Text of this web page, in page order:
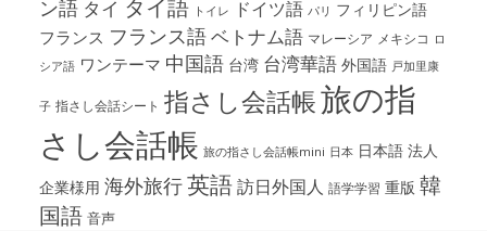
ン語 タイ タイ語 トイレ ドイツ語 パリ フィリピン語
フランス フランス語ベトナム語 マレーシア メキシコ ロ
シア語 ワンテーマ 中国語 台湾 台湾華語 外国語 戸加里康
子 指さし会話シート 指さし会話帳旅の指
さし会話帳 旅の指さし会話帳mini 日本 日本語 法人
企業様用 海外旅行英語訪日外国人 語学学習 重版 韓
国語 音声